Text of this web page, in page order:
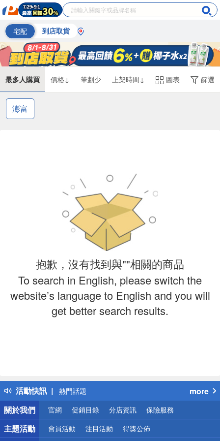
宅配 到店取貨
最多人購買 價格↓ 筆劃少 上架時間↓ 圖表 篩選
澎富
抱歉，沒有找到與""相關的商品
To search in English, please switch the
website’s language to English and you will
get better search results.
活動快訊
得獎公告
熱門話題
銀行優惠
偏遠地區配送
詐騙網頁！請小心！
more
關於我們
官網 促銷目錄 分店資訊 保險服務
主題活動 會員活動 注目活動 得獎公佈